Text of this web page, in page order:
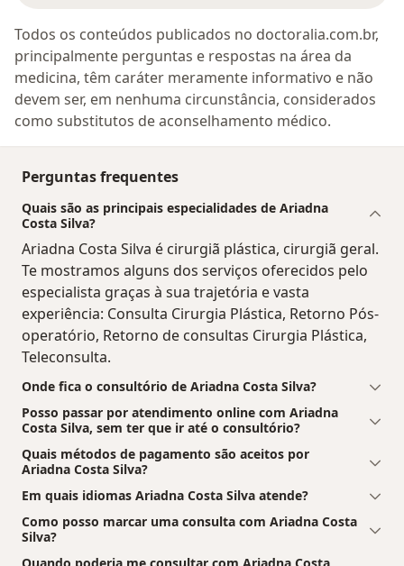
Todos os conteúdos publicados no doctoralia.com.br,
principalmente perguntas e respostas na área da
medicina, têm caráter meramente informativo e não
devem ser, em nenhuma circunstância, considerados
como substitutos de aconselhamento médico.
Perguntas frequentes
Quais são as principais especialidades de Ariadna
Costa Silva?
Ariadna Costa Silva é cirurgiã plástica, cirurgiã geral.
Te mostramos alguns dos serviços oferecidos pelo
especialista graças à sua trajetória e vasta
experiência: Consulta Cirurgia Plástica, Retorno Pós-
operatório, Retorno de consultas Cirurgia Plástica,
Teleconsulta.
Onde fica o consultório de Ariadna Costa Silva?
Posso passar por atendimento online com Ariadna
Costa Silva, sem ter que ir até o consultório?
Quais métodos de pagamento são aceitos por
Ariadna Costa Silva?
Em quais idiomas Ariadna Costa Silva atende?
Como posso marcar uma consulta com Ariadna Costa
Silva?
Quando poderia me consultar com Ariadna Costa